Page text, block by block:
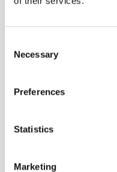
Selection
Necessary
Preferences
Statistics
Marketing
Можно и лучше
Не понравилась